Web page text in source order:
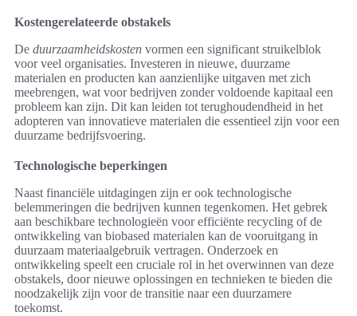
Kostengerelateerde obstakels
De duurzaamheidskosten vormen een significant struikelblok
voor veel organisaties. Investeren in nieuwe, duurzame
materialen en producten kan aanzienlijke uitgaven met zich
meebrengen, wat voor bedrijven zonder voldoende kapitaal een
probleem kan zijn. Dit kan leiden tot terughoudendheid in het
adopteren van innovatieve materialen die essentieel zijn voor een
duurzame bedrijfsvoering.
Technologische beperkingen
Naast financiële uitdagingen zijn er ook technologische
belemmeringen die bedrijven kunnen tegenkomen. Het gebrek
aan beschikbare technologieën voor efficiënte recycling of de
ontwikkeling van biobased materialen kan de vooruitgang in
duurzaam materiaalgebruik vertragen. Onderzoek en
ontwikkeling speelt een cruciale rol in het overwinnen van deze
obstakels, door nieuwe oplossingen en technieken te bieden die
noodzakelijk zijn voor de transitie naar een duurzamere
toekomst.